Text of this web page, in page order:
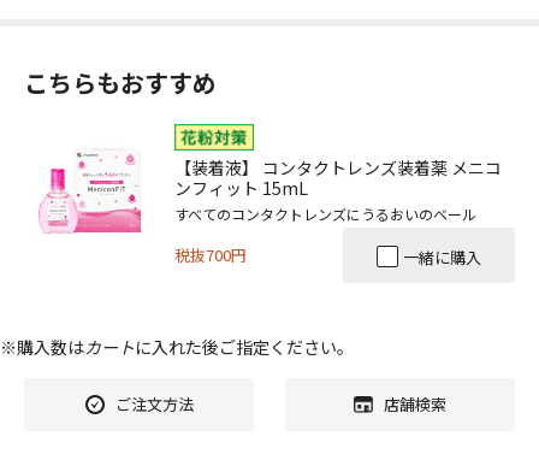
こちらもおすすめ
【装着液】 コンタクトレンズ装着薬 メニコ
ンフィット 15mL
すべてのコンタクトレンズにうるおいのベール
税抜700円 一緒に購入
※購入数はカートに入れた後ご指定ください。
ご注文方法 店舗検索